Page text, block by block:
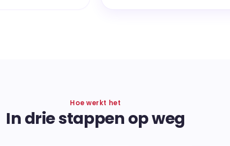
Hoe werkt het
In drie stappen op weg